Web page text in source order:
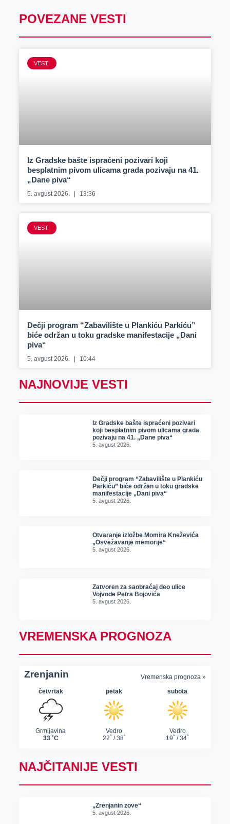
POVEZANE VESTI
VESTI
Iz Gradske bašte ispraćeni pozivari koji
besplatnim pivom ulicama grada pozivaju na 41.
„Dane piva“
5. avgust 2026. 13:36
VESTI
Dečji program “Zabavilište u Plankiću Parkiću”
biće održan u toku gradske manifestacije „Dani
piva“
5. avgust 2026. 10:44
NAJNOVIJE VESTI
Iz Gradske bašte ispraćeni pozivari
koji besplatnim pivom ulicama grada
pozivaju na 41. „Dane piva“
5. avgust 2026.
Dečji program “Zabavilište u Plankiću
Parkiću” biće održan u toku gradske
manifestacije „Dani piva“
5. avgust 2026.
Otvaranje izložbe Momira Kneževića
„Osvežavanje memorije“
5. avgust 2026.
Zatvoren za saobraćaj deo ulice
Vojvode Petra Bojovića
5. avgust 2026.
VREMENSKA PROGNOZA
NAJČITANIJE VESTI
„Zrenjanin zove“
5. avgust 2026.